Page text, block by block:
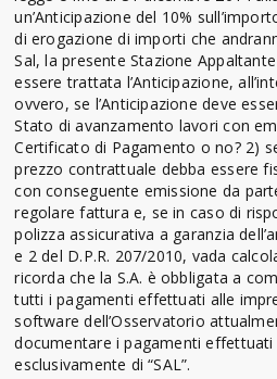
un’Anticipazione del 10%
di erogazione di importi che
Sal, la presente Stazione
essere trattata l’Anticipazione,
ovvero, se l’Anticipazione deve
Stato di avanzamento lavori con
Certificato di Pagamento o no? 2)
prezzo contrattuale debba essere
con conseguente emissione da
regolare fattura e, se in caso di
polizza assicurativa a garanzia
e 2 del D.P.R. 207/2010, vada
ricorda che la S.A. è obbligata a
tutti i pagamenti effettuati alle
software dell’Osservatorio
documentare i pagamenti effettuati
esclusivamente di “SAL”.